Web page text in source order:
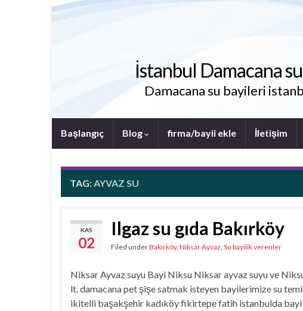
İstanbul Damacana
Damacana su bayileri
Başlangıç Blog firma/bayii ekle İletişim
TAG:AYVAZ SU
KAS
02
Ilgaz su gıda Bakırköy
Filed underBakırköy, Niksar Ayvaz, Su bayilik verenler
Niksar Ayvaz suyu Bayi Niksu Niksar ayvaz suyu ve
lt. damacana pet şişe satmak isteyen bayilerimize su
ikitelli başakşehir kadıköy fikirtepe fatih istanbulda bayi